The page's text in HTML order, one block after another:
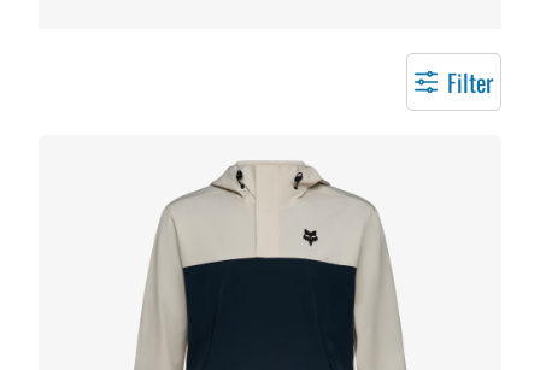
Filter